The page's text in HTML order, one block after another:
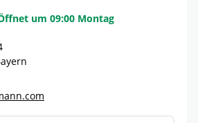
um 09:00 Montag